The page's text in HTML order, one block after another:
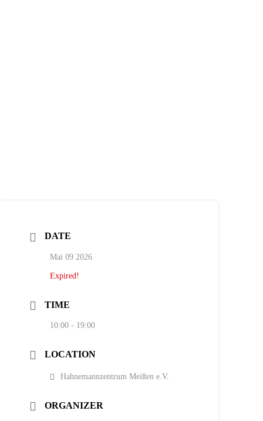
DATE
Mai 09 2026
Expired!
TIME
10:00 - 19:00
LOCATION
Hahnemannzentrum Meißen e.V.
ORGANIZER